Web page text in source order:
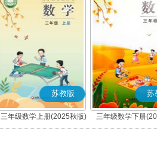
苏教版
三年级数学上册(2025秋版)
苏
三年级数学下册